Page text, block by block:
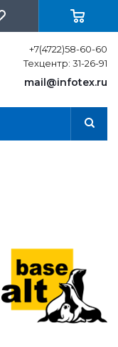
+7(4722)58-60-60
Техцентр: 31-26-91
mail@infotex.ru